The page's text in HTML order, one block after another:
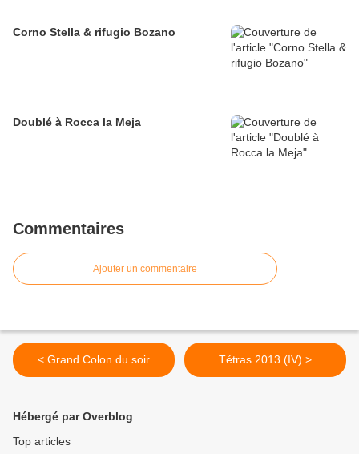
Corno Stella & rifugio Bozano
Doublé à Rocca la Meja
Commentaires
Ajouter un commentaire
< Grand Colon du soir Tétras 2013 (IV) >
Hébergé par Overblog
Top articles